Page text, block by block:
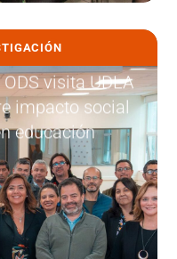
visita UDLA
impacto social
educación